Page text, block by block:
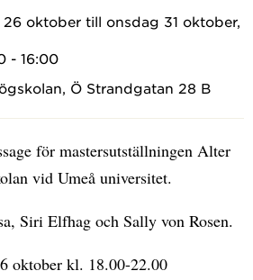
26 oktober till onsdag 31 oktober,
- 16:00
Ö Strandgatan 28 B
för mastersutställningen Alter
vid Umeå universitet.
Siri Elfhag och Sally von Rosen.
oktober kl. 18.00-22.00